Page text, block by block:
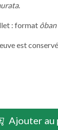
.
: format ôban
est
Ajouter au